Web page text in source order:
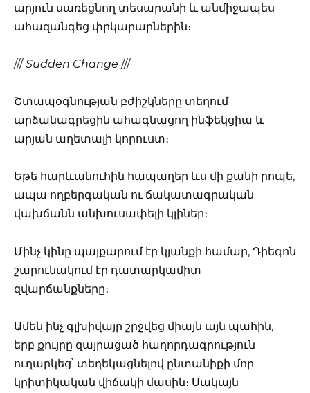
արյուն սառեցնող տեսարանի և անմիջապես
ահազանգեց փրկարարներին։
///Sudden Change ///
Շտապօգնության բժիշկները տեղում
արձանագրեցին ահագնացող ինֆեկցիա և
արյան աղետալի կորուստ։
Եթե հարևանուհին հապաղեր ևս մի քանի րոպե,
ապա ողբերգական ու ճակատագրական
վախճանն անխուսափելի կլիներ։
Մինչ կինը պայքարում էր կյանքի համար, Դիեգոն
շարունակում էր դատարկամիտ
զվարճանքները։
Ամեն ինչ գլխիվայր շրջվեց միայն այն պահին,
երբ քույրը զայրացած հաղորդագրություն
ուղարկեց՝ տեղեկացնելով ընտանիքի մոր
կրիտիկական վիճակի մասին։ Սակայն